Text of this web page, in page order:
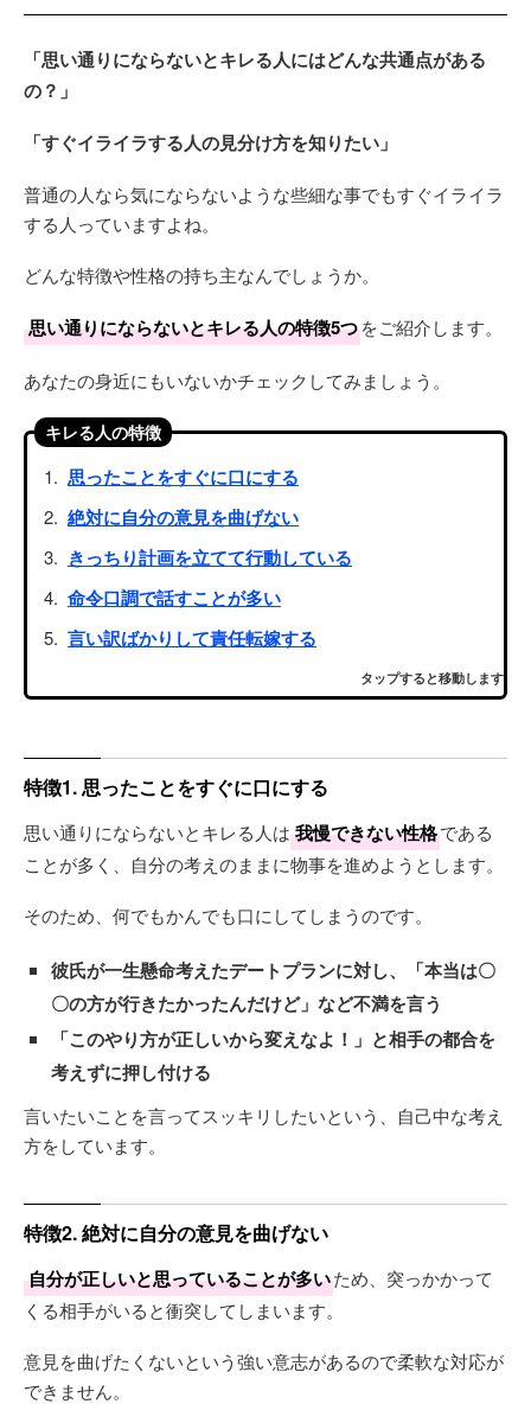
「思い通りにならないとキレる人にはどんな共通点がある
の？」
「すぐイライラする人の見分け方を知りたい」
普通の人なら気にならないような些細な事でもすぐイライラ
する人っていますよね。
どんな特徴や性格の持ち主なんでしょうか。
思い通りにならないとキレる人の特徴5つをご紹介します。
あなたの身近にもいないかチェックしてみましょう。
キレる人の特徴
思ったことをすぐに口にする
絶対に自分の意見を曲げない
きっちり計画を立てて行動している
命令口調で話すことが多い
言い訳ばかりして責任転嫁する
タップすると移動します
特徴1. 思ったことをすぐに口にする
思い通りにならないとキレる人は 我慢できない性格である
ことが多く、自分の考えのままに物事を進めようとします。
そのため、何でもかんでも口にしてしまうのです。
彼氏が一生懸命考えたデートプランに対し、「本当は〇
〇の方が行きたかったんだけど」など不満を言う
「このやり方が正しいから変えなよ！」と相手の都合を
考えずに押し付ける
言いたいことを言ってスッキリしたいという、自己中な考え
方をしています。
特徴2. 絶対に自分の意見を曲げない
自分が正しいと思っていることが多いため、突っかかって
くる相手がいると衝突してしまいます。
意見を曲げたくないという強い意志があるので柔軟な対応が
できません。